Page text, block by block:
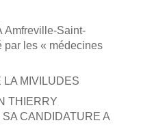
Amfreville-Saint-
par les « médecines
LA MIVILUDES
THIERRY
CANDIDATURE A